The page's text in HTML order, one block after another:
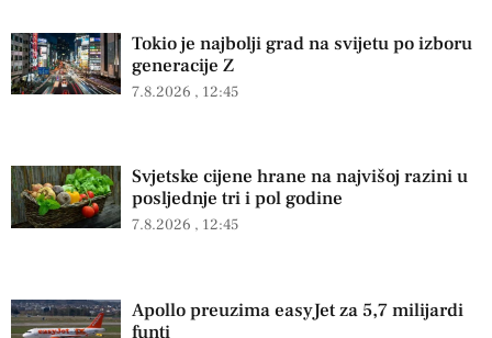
Tokio je najbolji grad na svijetu po izboru
generacije Z
7.8.2026 12:45
Svjetske cijene hrane na najvišoj razini u
posljednje tri i pol godine
7.8.2026 12:45
Apollo preuzima easyJet za 5,7 milijardi
funti